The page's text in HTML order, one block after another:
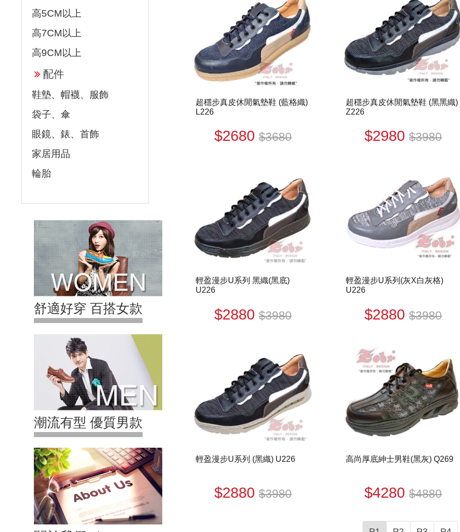
高5CM以上
高7CM以上
高9CM以上
配件
鞋墊、帽襪、服飾
袋子、傘
眼鏡、錶、首飾
家居用品
輪胎
舒適好穿 百搭女款
潮流有型 優質男款
超穩步真皮休閒氣墊鞋 (藍格織)
L226
$2680$3680
超穩步真皮休閒氣墊鞋 (黑黑織)
Z226
$2980$3980
輕盈漫步U系列 黑織(黑底)
U226
$2880$3980
輕盈漫步U系列(灰X白灰格)
U226
$2880$3980
輕盈漫步U系列 (黑織) U226
$2880$3980
高尚厚底紳士男鞋(黑灰) Q269
$4280$4880